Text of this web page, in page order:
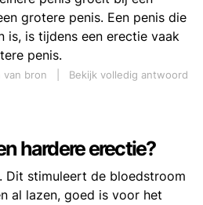
grotere penis. Een penis die
is, is tijdens een erectie vaak
penis.
bron
Bekijk volledig antwoord
hardere erectie?
Dit stimuleert de bloedstroom
al lazen, goed is voor het